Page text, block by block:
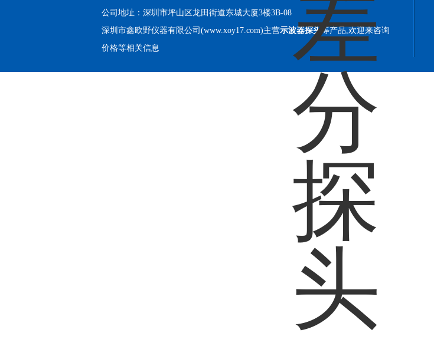
公司地址：深圳市坪山区龙田街道东城大厦3楼3B-08
深圳市鑫欧野仪器有限公司(www.xoy17.com)主营示波器探头 等产品,欢迎来咨询
价格等相关信息